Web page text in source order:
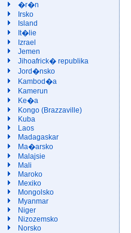
�r�n
Irsko
Island
It�lie
Izrael
Jemen
Jihoafrick� republika
Jord�nsko
Kambod�a
Kamerun
Ke�a
Kongo (Brazzaville)
Kuba
Laos
Madagaskar
Ma�arsko
Malajsie
Mali
Maroko
Mexiko
Mongolsko
Myanmar
Niger
Nizozemsko
Norsko